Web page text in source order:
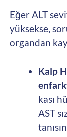
Eğer ALT
yüksekse,
organdan
Kalp
kası
AST